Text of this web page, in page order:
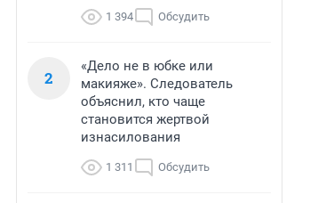
1 394 Обсудить
2
«Дело не в юбке или
макияже». Следователь
объяснил, кто чаще
становится жертвой
изнасилования
1 311 Обсудить